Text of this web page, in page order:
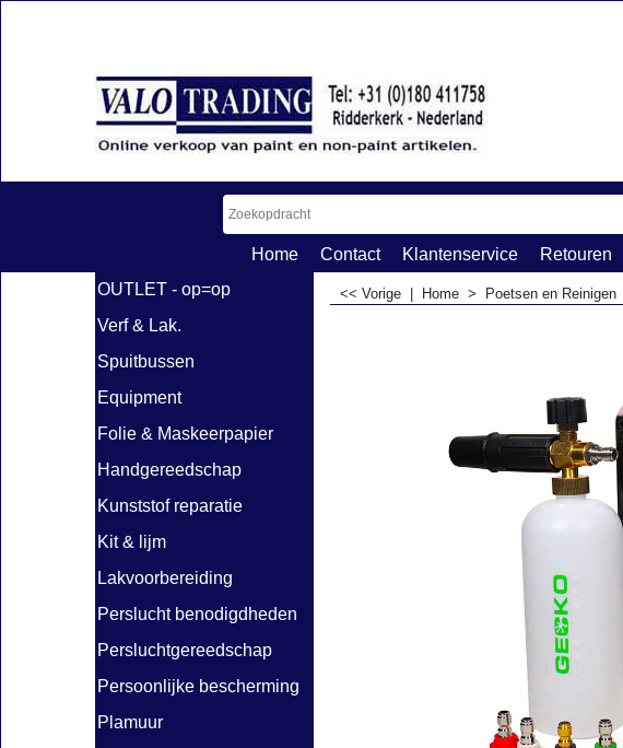
Home Contact Klantenservice Retouren
OUTLET - op=op
Verf & Lak.
Spuitbussen
Equipment
Folie & Maskeerpapier
Handgereedschap
Kunststof reparatie
Kit & lijm
Lakvoorbereiding
Perslucht benodigdheden
Persluchtgereedschap
Persoonlijke bescherming
Plamuur
<< Vorige Home > Poetsen en Reinigen